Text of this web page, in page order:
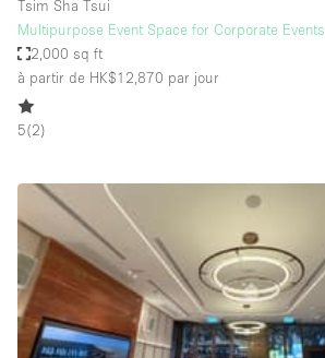
Atelier
Autre
Boutique en Partage
Bureaux
Camion / Fourgon
Commerce
Container
Tsim Sha Tsui
Multipurpose Event Space for Corporate Events
2,000 sq ft
à partir de HK$12,870 par jour
5(2)